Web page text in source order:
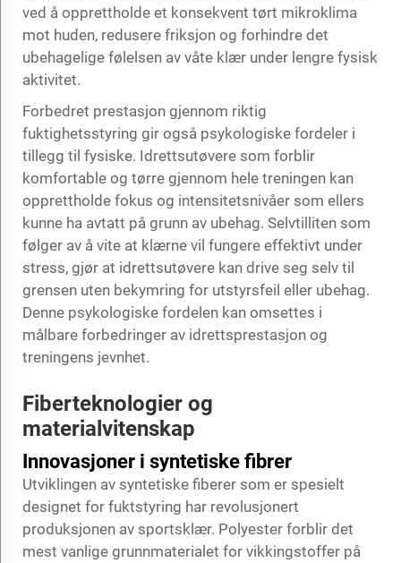
ved å opprettholde et konsekvent tørt mikroklima
mot huden, redusere friksjon og forhindre det
ubehagelige følelsen av våte klær under lengre fysisk
aktivitet.
Forbedret prestasjon gjennom riktig
fuktighetsstyring gir også psykologiske fordeler i
tillegg til fysiske. Idrettsutøvere som forblir
komfortable og tørre gjennom hele treningen kan
opprettholde fokus og intensitetsnivåer som ellers
kunne ha avtatt på grunn av ubehag. Selvtilliten som
følger av å vite at klærne vil fungere effektivt under
stress, gjør at idrettsutøvere kan drive seg selv til
grensen uten bekymring for utstyrsfeil eller ubehag.
Denne psykologiske fordelen kan omsettes i
målbare forbedringer av idrettsprestasjon og
treningens jevnhet.
Fiberteknologier og
materialvitenskap
Innovasjoner i syntetiske fibrer
Utviklingen av syntetiske fiberer som er spesielt
designet for fuktstyring har revolusjonert
produksjonen av sportsklær. Polyester forblir det
mest vanlige grunnmaterialet for vikkingstoffer på